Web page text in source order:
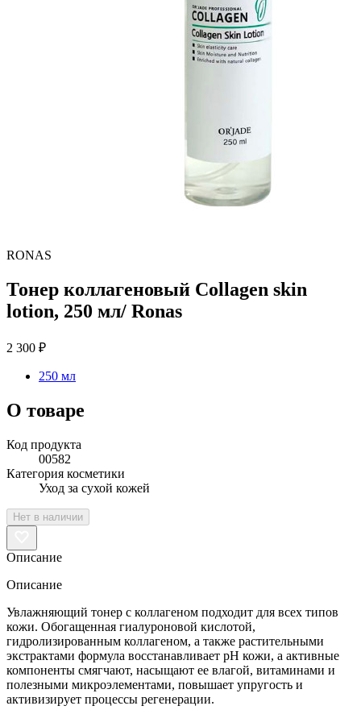
RONAS
Тонер коллагеновый Collagen skin
lotion, 250 мл/ Ronas
2 300 ₽
250 мл
О товаре
Код продукта
00582
Категория косметики
Уход за сухой кожей
Нет в наличии
Описание
Описание
Увлажняющий тонер с коллагеном подходит для всех типов
кожи. Обогащенная гиалуроновой кислотой,
гидролизированным коллагеном, а также растительными
экстрактами формула восстанавливает pH кожи, а активные
компоненты смягчают, насыщают ее влагой, витаминами и
полезными микроэлементами, повышает упругость и
активизирует процессы регенерации.